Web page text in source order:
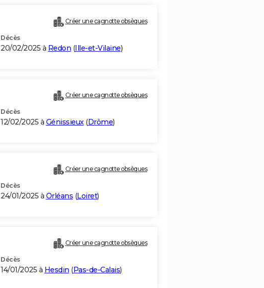
Créer une cagnotte obsèques
Décès
20/02/2025 à Redon (Ille-et-Vilaine)
Créer une cagnotte obsèques
Décès
12/02/2025 à Génissieux(Drôme)
Créer une cagnotte obsèques
Décès
24/01/2025 à Orléans (Loiret)
Créer une cagnotte obsèques
Décès
14/01/2025 à Hesdin (Pas-de-Calais)